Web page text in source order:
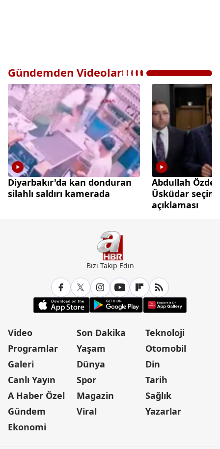
Gündemden Videolar
Diyarbakır'da kan donduran
silahlı saldırı kamerada
Abdullah
Üsküdar
açıklaması
Bizi Takip Edin
Video
Programlar
Galeri
Canlı Yayın
A Haber Özel
Gündem
Ekonomi
Son Dakika
Yaşam
Dünya
Spor
Magazin
Viral
Teknoloji
Otomobil
Din
Tarih
Sağlık
Yazarlar